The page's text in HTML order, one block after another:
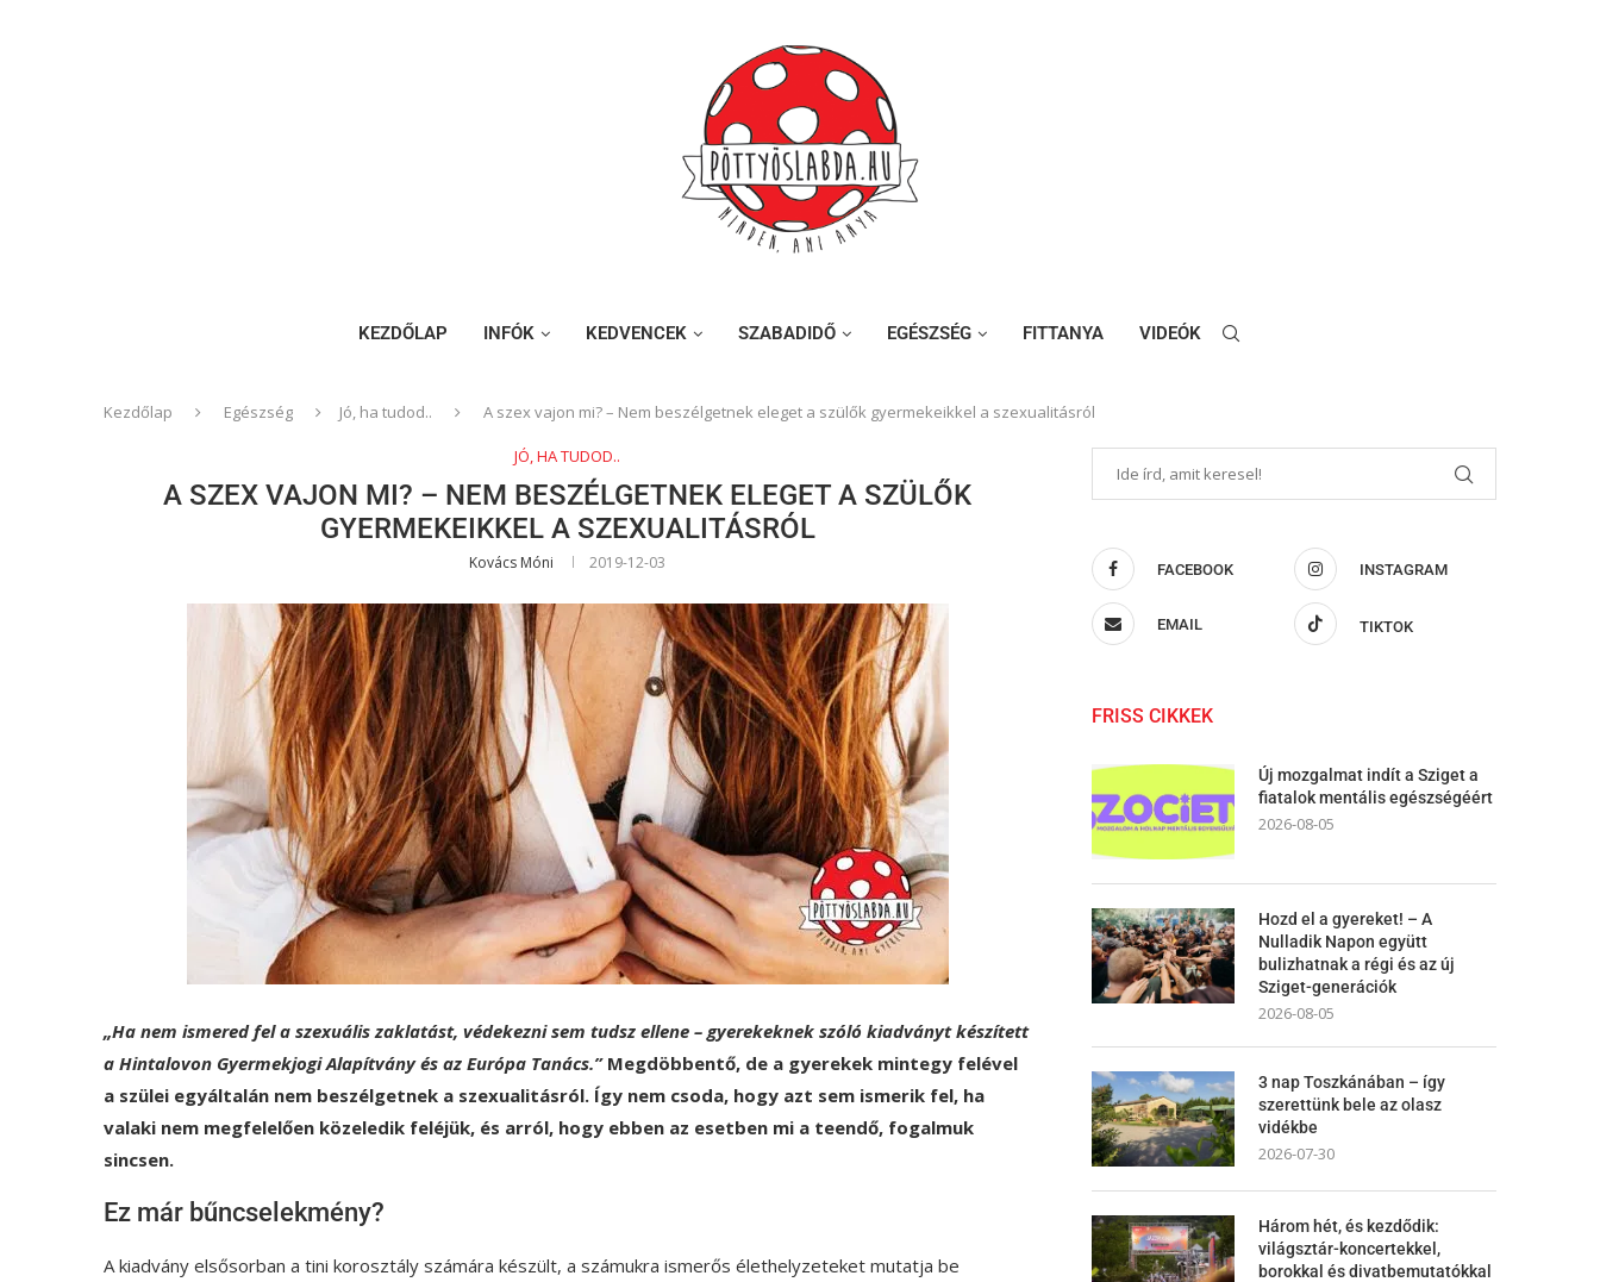
KEZDŐLAP INFÓK KEDVENCEK SZABADIDŐ EGÉSZSÉG FITTANYA VIDEÓK
Kezdőlap Egészség Jó, ha tudod.. A szex vajon mi? – Nem beszélgetnek eleget a szülők gyermekeikkel a szexualitásról
JÓ, HA TUDOD..
A SZEX VAJON MI? – NEM BESZÉLGETNEK ELEGET A SZÜLŐK
GYERMEKEIKKEL A SZEXUALITÁSRÓL
Kovács Móni 2019-12-03
„Ha nem ismered fel a szexuális zaklatást, védekezni sem tudsz ellene – gyerekeknek szóló kiadványt készített
a Hintalovon Gyermekjogi Alapítvány és az Európa Tanács.”Megdöbbentő, de a gyerekek mintegy felével
a szülei egyáltalán nem beszélgetnek a szexualitásról. Így nem csoda, hogy azt sem ismerik fel, ha
valaki nem megfelelően közeledik feléjük, és arról, hogy ebben az esetben mi a teendő, fogalmuk
sincsen.
Ez már bűncselekmény?
A kiadvány elsősorban a tini korosztály számára készült, a számukra ismerős élethelyzeteket mutatja be
FACEBOOK INSTAGRAM
EMAIL TIKTOK
FRISS CIKKEK
Új mozgalmat indít a Sziget a
fiatalok mentális egészségéért
2026-08-05
Hozd el a gyereket! – A
Nulladik Napon együtt
bulizhatnak a régi és az új
Sziget-generációk
2026-08-05
3 nap Toszkánában – így
szerettünk bele az olasz
vidékbe
2026-07-30
Három hét, és kezdődik:
világsztár-koncertekkel,
borokkal és divatbemutatókkal